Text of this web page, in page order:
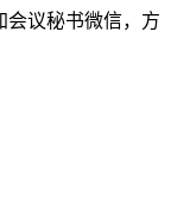
议秘书微信，方